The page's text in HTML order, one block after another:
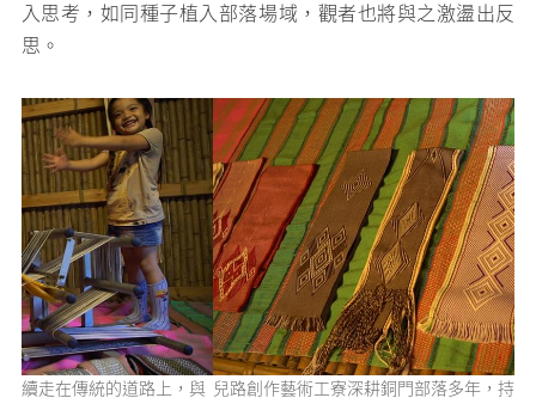
入思考，如同種子植入部落場域，觀者也將與之激盪出反
思。
與 兒路創作藝術工寮深耕銅門部落多年，持續走在傳統的道路上，與